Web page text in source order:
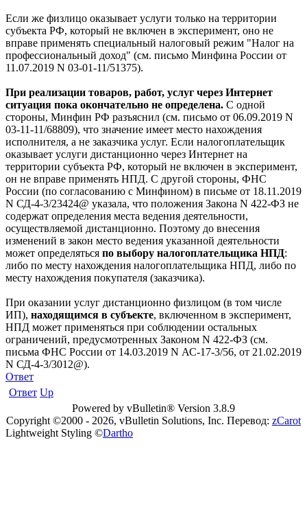
Если же физлицо оказывает услуги только на территории
субъекта РФ, который не включен в эксперимент, оно не
вправе применять специальный налоговый режим "Налог на
профессиональный доход" (см. письмо Минфина России от
11.07.2019 N 03-01-11/51375).
При реализации товаров, работ, услуг через Интернет
ситуация пока окончательно не определена. С одной
стороны, Минфин РФ разъяснил (см. письмо от 06.09.2019 N
03-11-11/68809), что значение имеет место нахождения
исполнителя, а не заказчика услуг. Если налогоплательщик
оказывает услуги дистанционно через Интернет на
территории субъекта РФ, который не включен в эксперимент,
он не вправе применять НПД. С другой стороны, ФНС
России (по согласованию с Минфином) в письме от 18.11.2019
N СД-4-3/23424@ указала, что положения Закона N 422-ФЗ не
содержат определения места ведения деятельности,
осуществляемой дистанционно. Поэтому до внесения
изменений в закон место ведения указанной деятельности
может определяться по выбору налогоплательщика НПД:
либо по месту нахождения налогоплательщика НПД, либо по
месту нахождения покупателя (заказчика).
При оказании услуг дистанционно физлицом (в том числе
ИП), находящимся в субъекте, включенном в эксперимент,
НПД может применяться при соблюдении остальных
ограничений, предусмотренных Законом N 422-ФЗ (см.
письма ФНС России от 14.03.2019 N АС-17-3/56, от 21.02.2019
N СД-4-3/3012@).
Ответ
Ответ Up
Powered by vBulletin® Version 3.8.9
Copyright ©2000 - 2026, vBulletin Solutions, Inc. Перевод: zCarot
Lightweight Styling ©Dartho